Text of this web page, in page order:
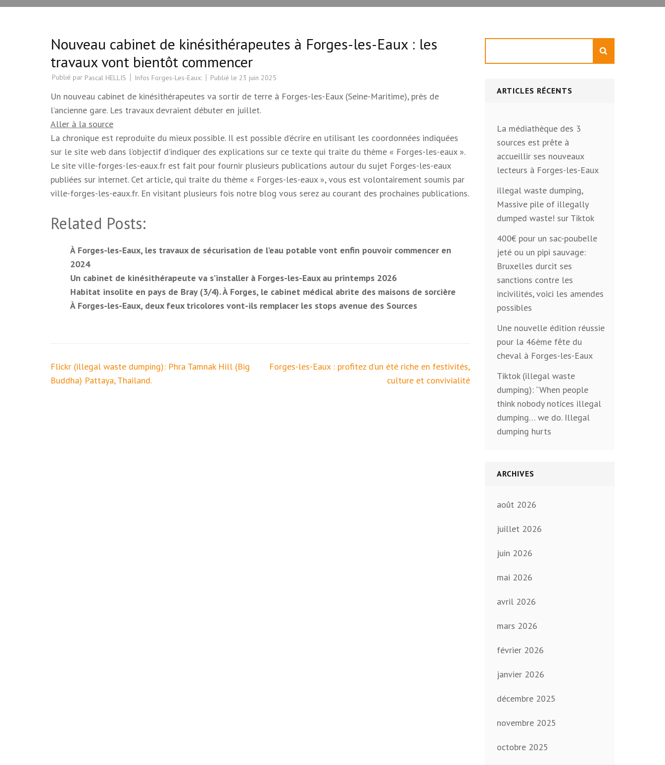
Nouveau cabinet de kinésithérapeutes à Forges-les-Eaux : les
travaux vont bientôt commencer
Publié par Pascal HELLIS Infos Forges-Les-Eaux: Publié le 23 juin 2025
Un nouveau cabinet de kinésithérapeutes va sortir de terre à Forges-les-Eaux (Seine-Maritime), près de
l’ancienne gare. Les travaux devraient débuter en juillet.
Aller à la source
La chronique est reproduite du mieux possible. Il est possible d’écrire en utilisant les coordonnées indiquées
sur le site web dans l’objectif d’indiquer des explications sur ce texte qui traite du thème « Forges-les-eaux ».
Le site ville-forges-les-eaux.fr est fait pour fournir plusieurs publications autour du sujet Forges-les-eaux
publiées sur internet. Cet article, qui traite du thème « Forges-les-eaux », vous est volontairement soumis par
ville-forges-les-eaux.fr. En visitant plusieurs fois notre blog vous serez au courant des prochaines publications.
Related Posts:
À Forges-les-Eaux, les travaux de sécurisation de l’eau potable vont enfin pouvoir commencer en
2024
Un cabinet de kinésithérapeute va s’installer à Forges-les-Eaux au printemps 2026
Habitat insolite en pays de Bray (3/4). À Forges, le cabinet médical abrite des maisons de sorcière
À Forges-les-Eaux, deux feux tricolores vont-ils remplacer les stops avenue des Sources
Navigation
de
Flickr (illegal waste dumping): Phra Tamnak Hill (Big
Buddha) Pattaya, Thailand.
Forges-les-Eaux : profitez d’un été riche en festivités,
culture et convivialité
ARTICLES RÉCENTS
La médiathèque des 3
sources est prête à
accueillir ses nouveaux
lecteurs à Forges-les-Eaux
illegal waste dumping,
Massive pile of illegally
dumped waste! sur Tiktok
400€ pour un sac-poubelle
jeté ou un pipi sauvage:
Bruxelles durcit ses
sanctions contre les
incivilités, voici les amendes
possibles
Une nouvelle édition réussie
pour la 46ème fête du
cheval à Forges-les-Eaux
Tiktok (illegal waste
dumping): “When people
think nobody notices illegal
dumping… we do. Illegal
dumping hurts
ARCHIVES
août 2026
juillet 2026
juin 2026
mai 2026
avril 2026
mars 2026
février 2026
janvier 2026
décembre 2025
novembre 2025
octobre 2025